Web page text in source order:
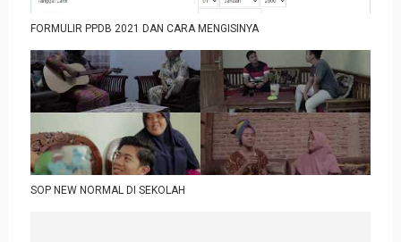
FORMULIR PPDB 2021 DAN CARA MENGISINYA
SOP NEW NORMAL DI SEKOLAH